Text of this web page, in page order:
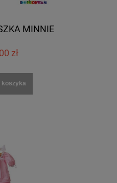
MINNIE
zł
koszyka